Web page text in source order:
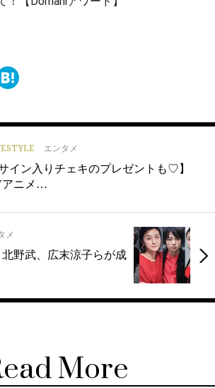
エンタメ
サイン入りチェキのプレゼントも♡】
アニメ…
メ
北野武、広末涼子らが成
More